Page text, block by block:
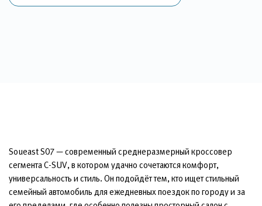
Soueast S07 — современный среднеразмерный кроссовер
сегмента C-SUV, в котором удачно сочетаются комфорт,
универсальность и стиль. Он подойдёт тем, кто ищет стильный
семейный автомобиль для ежедневных поездок по городу и за